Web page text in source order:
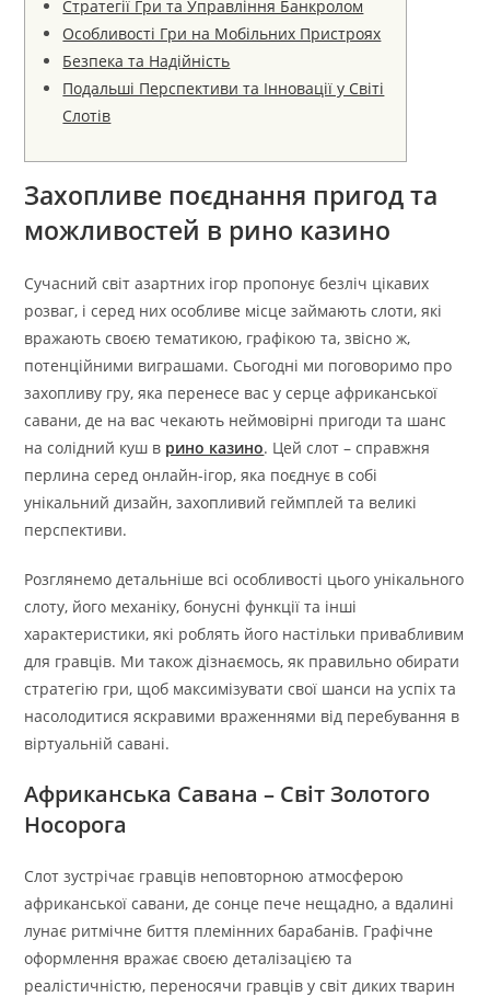
Стратегії Гри та Управління Банкролом
Особливості Гри на Мобільних Пристроях
Безпека та Надійність
Подальші Перспективи та Інновації у Світі
Слотів
Захопливе поєднання пригод та
можливостей в рино казино
Сучасний світ азартних ігор пропонує безліч цікавих
розваг, і серед них особливе місце займають слоти, які
вражають своєю тематикою, графікою та, звісно ж,
потенційними виграшами. Сьогодні ми поговоримо про
захопливу гру, яка перенесе вас у серце африканської
савани, де на вас чекають неймовірні пригоди та шанс
на солідний куш в рино казино. Цей слот – справжня
перлина серед онлайн-ігор, яка поєднує в собі
унікальний дизайн, захопливий геймплей та великі
перспективи.
Розглянемо детальніше всі особливості цього унікального
слоту, його механіку, бонусні функції та інші
характеристики, які роблять його настільки привабливим
для гравців. Ми також дізнаємось, як правильно обирати
стратегію гри, щоб максимізувати свої шанси на успіх та
насолодитися яскравими враженнями від перебування в
віртуальній савані.
Африканська Савана – Світ Золотого
Носорога
Слот зустрічає гравців неповторною атмосферою
африканської савани, де сонце пече нещадно, а вдалині
лунає ритмічне биття племінних барабанів. Графічне
оформлення вражає своєю деталізацією та
реалістичністю, переносячи гравців у світ диких тварин